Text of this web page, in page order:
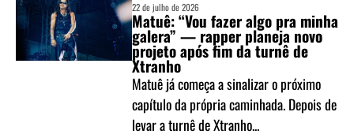
22 de julho de 2026
Matuê: “Vou fazer algo pra minha
galera” — rapper planeja novo
projeto após fim da turnê de
Xtranho
Matuê já começa a sinalizar o próximo
capítulo da própria caminhada. Depois de
levar a turnê de Xtranho...